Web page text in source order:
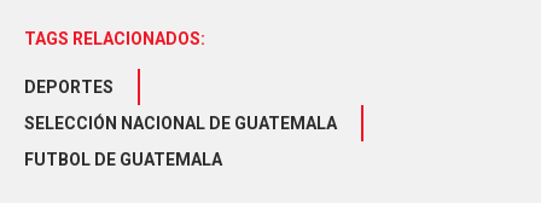
TAGS RELACIONADOS:
DEPORTES
SELECCIÓN NACIONAL DE GUATEMALA
FUTBOL DE GUATEMALA